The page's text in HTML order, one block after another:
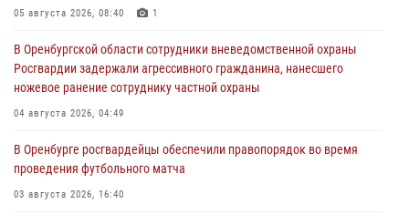
05 августа 2026, 08:40 1
В Оренбургской области сотрудники вневедомственной охраны
Росгвардии задержали агрессивного гражданина, нанесшего
ножевое ранение сотруднику частной охраны
04 августа 2026, 04:49
В Оренбурге росгвардейцы обеспечили правопорядок во время
проведения футбольного матча
03 августа 2026, 16:40